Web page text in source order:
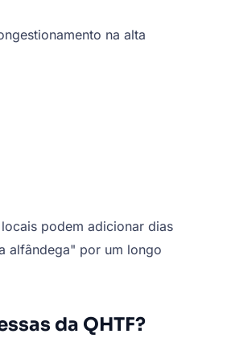
na alta
podem adicionar dias
alfândega" por um longo
da QHTF?